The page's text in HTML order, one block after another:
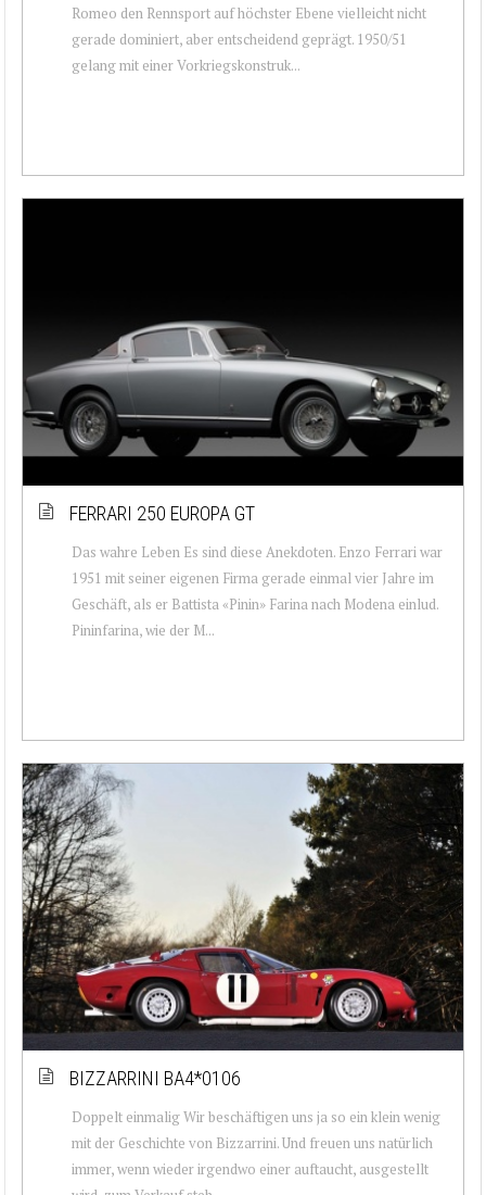
Romeo den Rennsport auf höchster Ebene vielleicht nicht
gerade dominiert, aber entscheidend geprägt. 1950/51
gelang mit einer Vorkriegskonstruk...
FERRARI 250 EUROPA GT
Das wahre Leben Es sind diese Anekdoten. Enzo Ferrari war
1951 mit seiner eigenen Firma gerade einmal vier Jahre im
Geschäft, als er Battista «Pinin» Farina nach Modena einlud.
Pininfarina, wie der M...
BIZZARRINI BA4*0106
Doppelt einmalig Wir beschäftigen uns ja so ein klein wenig
mit der Geschichte von Bizzarrini. Und freuen uns natürlich
immer, wenn wieder irgendwo einer auftaucht, ausgestellt